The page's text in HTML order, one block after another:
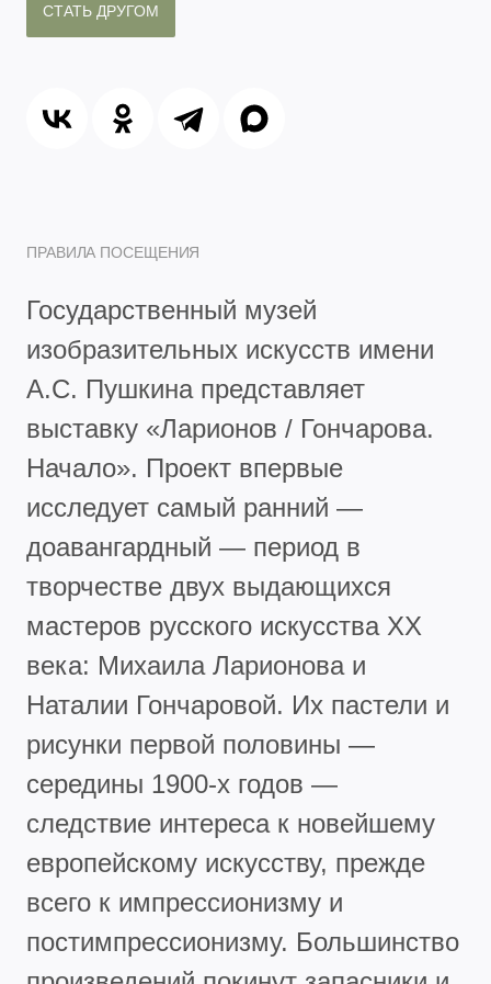
СТАТЬ ДРУГОМ
ПРАВИЛА ПОСЕЩЕНИЯ
Государственный музей
изобразительных искусств имени
А.С. Пушкина представляет
выставку «Ларионов / Гончарова.
Начало». Проект впервые
исследует самый ранний —
доавангардный — период в
творчестве двух выдающихся
мастеров русского искусства XX
века: Михаила Ларионова и
Наталии Гончаровой. Их пастели и
рисунки первой половины —
середины 1900-х годов —
следствие интереса к новейшему
европейскому искусству, прежде
всего к импрессионизму и
постимпрессионизму. Большинство